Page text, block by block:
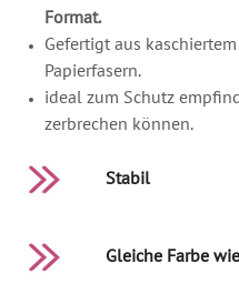
Format.
Gefertigt aus
Papierfasern.
ideal zum Schutz
zerbrechen können.
Stabil
Gleiche Farbe